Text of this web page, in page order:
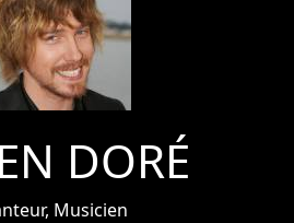
DORÉ
Musicien